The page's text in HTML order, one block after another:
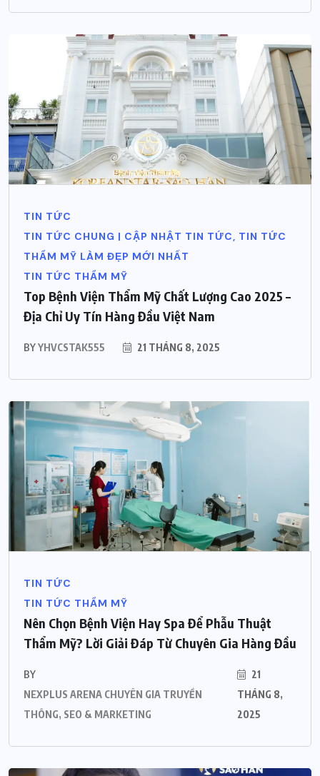
TIN TỨC
TIN TỨC CHUNG | CẬP NHẬT TIN TỨC, TIN TỨC
THẨM MỸ LÀM ĐẸP MỚI NHẤT
TIN TỨC THẨM MỸ
Top Bệnh Viện Thẩm Mỹ Chất Lượng Cao 2025 –
Địa Chỉ Uy Tín Hàng Đầu Việt Nam
BYYHVCSTAK555 21 THÁNG 8, 2025
TIN TỨC
TIN TỨC THẨM MỸ
Nên Chọn Bệnh Viện Hay Spa Để Phẫu Thuật
Thẩm Mỹ? Lời Giải Đáp Từ Chuyên Gia Hàng Đầu
BY
NEXPLUS ARENA CHUYÊN GIA TRUYỀN
THÔNG, SEO & MARKETING
21
THÁNG 8,
2025